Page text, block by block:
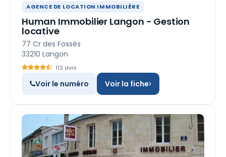
AGENCE DE LOCATION IMMOBILIÈRE
Human Immobilier Langon - Gestion
locative
77 Cr des Fossés
33210 Langon
112 avis
Voir le numéro Voir la fiche